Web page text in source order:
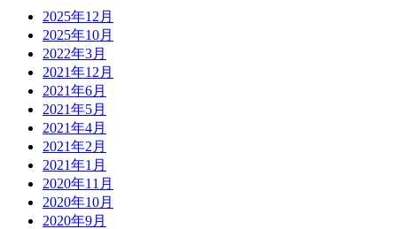
2025年12月
2025年10月
2022年3月
2021年12月
2021年6月
2021年5月
2021年4月
2021年2月
2021年1月
2020年11月
2020年10月
2020年9月